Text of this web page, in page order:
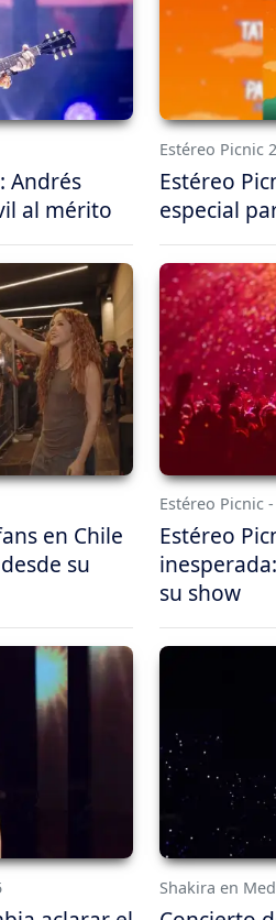
Andrés
al mérito
Estéreo Picnic
Estéreo
especial
en Chile
su
Estéreo Picnic
Estéreo
su show
Shakira en